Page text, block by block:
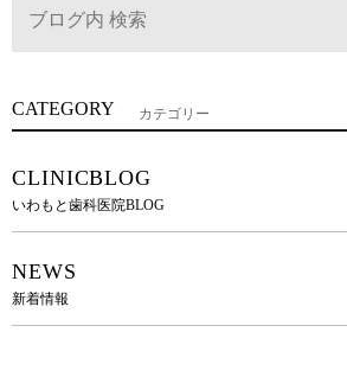
CATEGORY カテゴリー
CLINICBLOG
いわもと歯科医院BLOG
NEWS
新着情報